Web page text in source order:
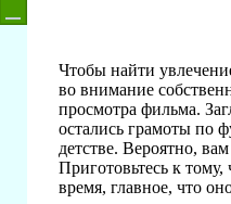
Чтобы найти
во внимание
просмотра фильма.
остались грамоты по
детстве. Вероятно,
Приготовьтесь к тому,
время, главное, что